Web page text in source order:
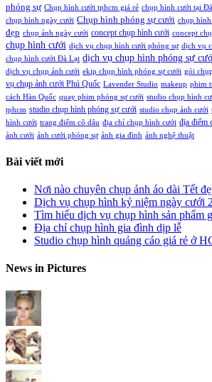
phóng sự Chụp hình cưới tphcm giá rẻ chụp hình cưới tại
chụp hình ngày cưới Chụp hình phóng sự cưới chụp hình
đẹp chụp ảnh ngày cưới concept chụp hình cưới concept
chụp hình cưới dịch vụ chụp hình cưới phóng sự dịch vụ
chụp hình cưới Đà Lạt dịch vụ chụp hình phóng sự
dịch vụ chụp ảnh cưới ekip chụp hình phóng sự cưới gói
vụ chụp ảnh cưới Phú Quốc Lavender Studio makeup phim
cách Hàn Quốc quay phim phóng sự cưới studio chụp hình
tphcm studio chụp hình phóng sự cưới studio chụp ảnh cưới
hình cưới trang điểm cô dâu địa chỉ chụp hình cưới địa điểm
ảnh cưới ảnh cưới phóng sự ảnh gia đình ảnh nghệ thuật
Bài viết mới
Nơi nào chuyên chụp ảnh áo dài Tết
Dịch vụ chụp hình kỷ niệm ngày cưới
Tìm hiểu dịch vụ chụp hình sản phẩm
Địa chỉ chụp hình gia đình dịp lễ
Studio chụp hình quảng cáo giá rẻ ở
News in Pictures